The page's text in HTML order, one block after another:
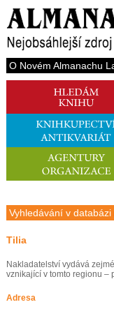
O Novém Almanachu
Vyhledávání v databázi
Tilia
Nakladatelství vydává
vznikající v tomto regionu –
Adresa